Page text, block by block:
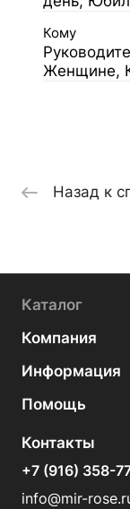
Кому
Женщине,
Назад к
Каталог
Компания
Информация
Помощь
Контакты
+7 (916) 358-
info@mir-